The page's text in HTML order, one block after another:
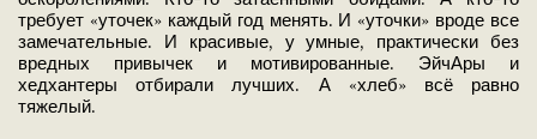
требует «уточек» каждый год менять. И «уточки» вроде все
замечательные. И красивые, у умные, практически без
вредных привычек и мотивированные. ЭйчАры и
хедхантеры отбирали лучших. А «хлеб» всё равно
тяжелый.